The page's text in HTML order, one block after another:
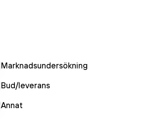
Marknadsundersökning
Bud/leverans
Annat